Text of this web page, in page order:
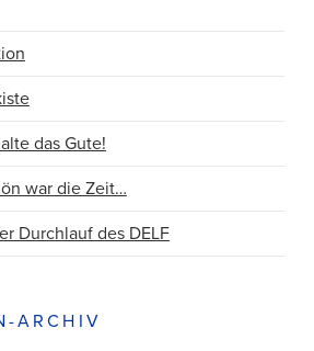
das Gute!
war die Zeit…
Durchlauf des DELF
ARCHIV